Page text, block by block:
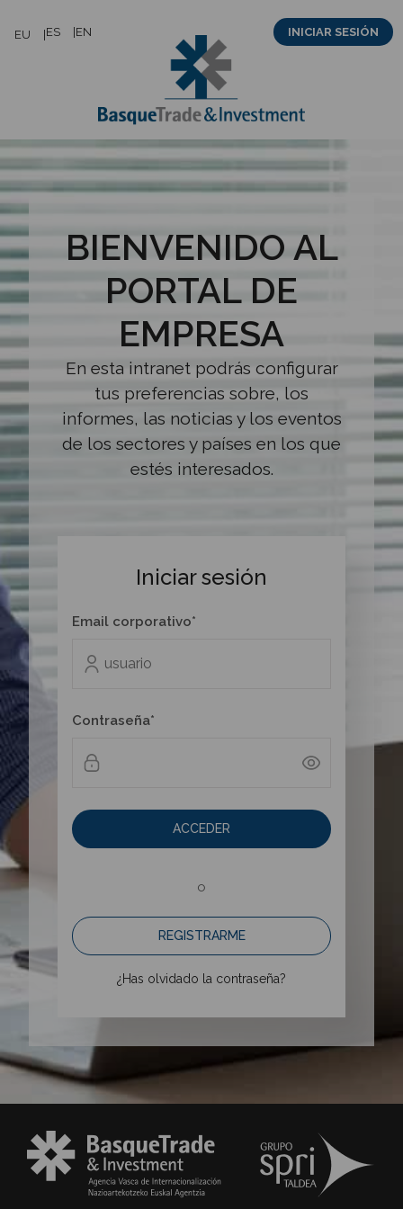
EU ES EN INICIAR SESIÓN
BIENVENIDO AL
PORTAL DE
EMPRESA
En esta intranet podrás configurar
tus preferencias sobre, los
informes, las noticias y los eventos
de los sectores y países en los que
estés interesados.
Iniciar sesión
Email corporativo*
Contraseña*
ACCEDER
o
REGISTRARME
¿Has olvidado la contraseña?